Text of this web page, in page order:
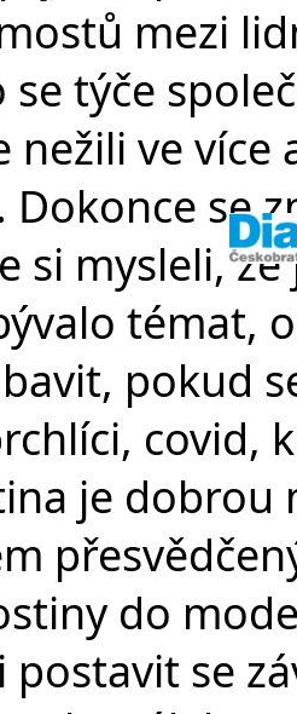
mezi
se týče
nežili ve více
se
si mysleli,
témat,
pokud
covid,
je
do
postavit se